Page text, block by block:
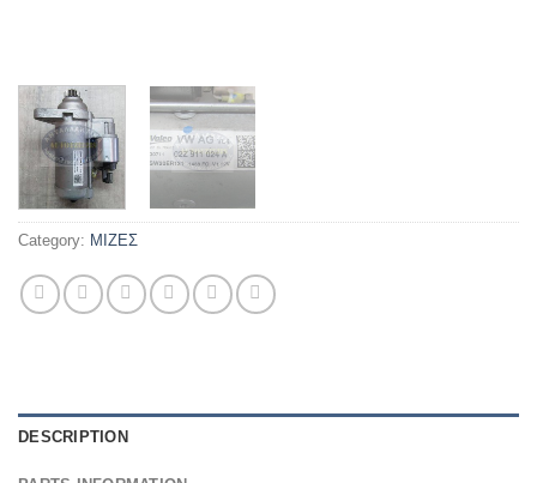
Category: ΜΙΖΕΣ
DESCRIPTION